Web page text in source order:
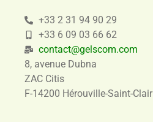
+33 2 31 94 90 29
+33 6 09 03 66 62
contact@gelscom.com
8, avenue Dubna
ZAC Citis
F-14200 Hérouville-Saint-Clair